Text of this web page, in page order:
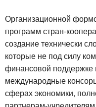
Организационной
программ стран-
создание технически
которые не под силу
финансовой поддержке
международные
сферах экономики,